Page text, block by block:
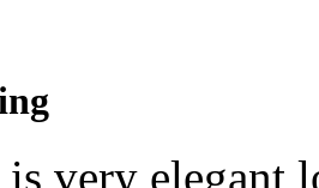
very elegant